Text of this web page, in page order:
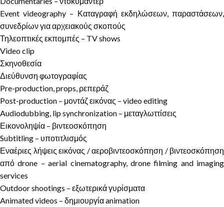
Event videography – Καταγραφή εκδηλώσεων, παραστάσεων,
συνεδρίων για αρχειακούς σκοπούς
Τηλεοπτικές εκπομπές – TV shows
Video clip
Σκηνοθεσία
Διεύθυνση φωτογραφίας
Pre-production, props, ρεπεράζ
Post-production – μοντάζ εικόνας – video editing
Audiodubbing, lip synchronization – μεταγλωττίσεις
Εικονοληψία – βιντεοσκόπηση
Subtitling – υποτιτλισμός
Εναέριες λήψεις εικόνας / αεροβιντεοσκόπηση / βιντεοσκόπηση
από drone – aerial cinematography, drone filming and imaging
services
Outdoor shootings – εξωτερικά γυρίσματα
Animated videos – δημιουργία animation